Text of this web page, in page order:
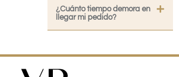
¿Cuánto tiempo demora en
llegar mi pedido?